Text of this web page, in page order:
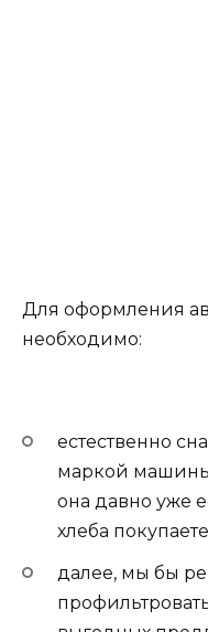
Для оформления
необходимо:
естественно
маркой
она давно уже
хлеба
далее, мы бы